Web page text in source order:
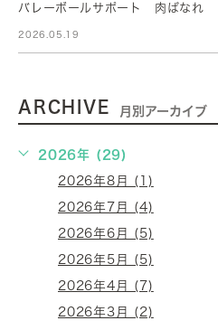
バレーボールサポート 肉ばなれ
2026.05.19
ARCHIVE 月別アーカイブ
2026年 (29)
2026年8月 (1)
2026年7月 (4)
2026年6月 (5)
2026年5月 (5)
2026年4月 (7)
2026年3月 (2)